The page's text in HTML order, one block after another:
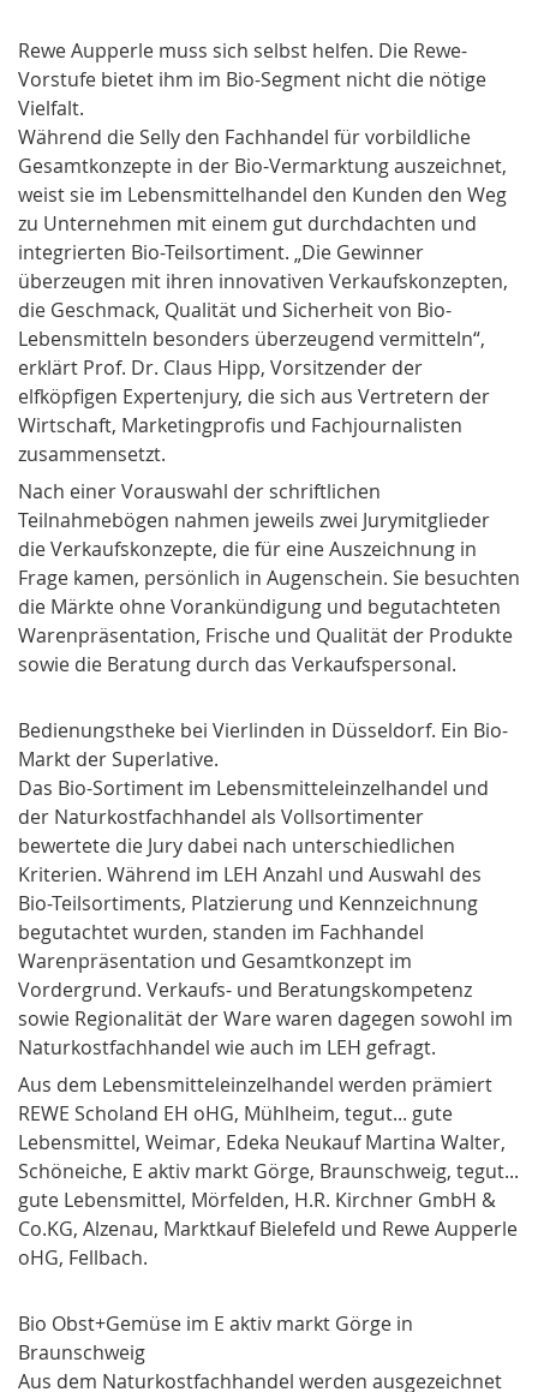
Rewe Aupperle muss sich selbst helfen. Die Rewe-
Vorstufe bietet ihm im Bio-Segment nicht die nötige
Vielfalt.
Während die Selly den Fachhandel für vorbildliche
Gesamtkonzepte in der Bio-Vermarktung auszeichnet,
weist sie im Lebensmittelhandel den Kunden den Weg
zu Unternehmen mit einem gut durchdachten und
integrierten Bio-Teilsortiment. „Die Gewinner
überzeugen mit ihren innovativen Verkaufskonzepten,
die Geschmack, Qualität und Sicherheit von Bio-
Lebensmitteln besonders überzeugend vermitteln“,
erklärt Prof. Dr. Claus Hipp, Vorsitzender der
elfköpfigen Expertenjury, die sich aus Vertretern der
Wirtschaft, Marketingprofis und Fachjournalisten
zusammensetzt.
Nach einer Vorauswahl der schriftlichen
Teilnahmebögen nahmen jeweils zwei Jurymitglieder
die Verkaufskonzepte, die für eine Auszeichnung in
Frage kamen, persönlich in Augenschein. Sie besuchten
die Märkte ohne Vorankündigung und begutachteten
Warenpräsentation, Frische und Qualität der Produkte
sowie die Beratung durch das Verkaufspersonal.
Bedienungstheke bei Vierlinden in Düsseldorf. Ein Bio-
Markt der Superlative.
Das Bio-Sortiment im Lebensmitteleinzelhandel und
der Naturkostfachhandel als Vollsortimenter
bewertete die Jury dabei nach unterschiedlichen
Kriterien. Während im LEH Anzahl und Auswahl des
Bio-Teilsortiments, Platzierung und Kennzeichnung
begutachtet wurden, standen im Fachhandel
Warenpräsentation und Gesamtkonzept im
Vordergrund. Verkaufs- und Beratungskompetenz
sowie Regionalität der Ware waren dagegen sowohl im
Naturkostfachhandel wie auch im LEH gefragt.
Aus dem Lebensmitteleinzelhandel werden prämiert
REWE Scholand EH oHG, Mühlheim, tegut... gute
Lebensmittel, Weimar, Edeka Neukauf Martina Walter,
Schöneiche, E aktiv markt Görge, Braunschweig, tegut...
gute Lebensmittel, Mörfelden, H.R. Kirchner GmbH &
Co.KG, Alzenau, Marktkauf Bielefeld und Rewe Aupperle
oHG, Fellbach.
Bio Obst+Gemüse im E aktiv markt Görge in
Braunschweig
Aus dem Naturkostfachhandel werden ausgezeichnet